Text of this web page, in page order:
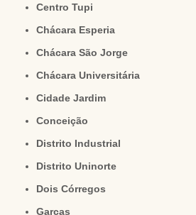
Centro Tupi
Chácara Esperia
Chácara São Jorge
Chácara Universitária
Cidade Jardim
Conceição
Distrito Industrial
Distrito Uninorte
Dois Córregos
Garças